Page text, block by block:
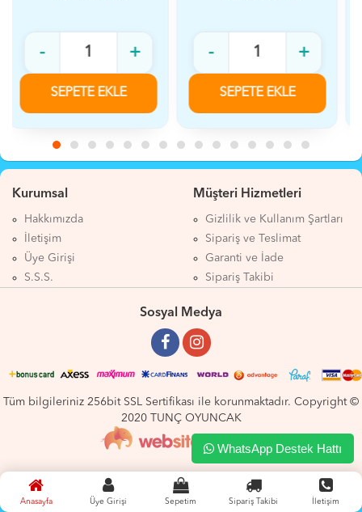
Anasayfa Üye Girişi Sepetim Sipariş Takibi İletişim
+
SEPETE EKLE
+
SEPETE EKLE
Kurumsal
Hakkımızda
İletişim
Üye Girişi
S.S.S.
Müşteri Hizmetleri
Gizlilik ve Kullanım Şartları
Sipariş ve Teslimat
Garanti ve İade
Sipariş Takibi
Sosyal Medya
Tüm bilgileriniz 256bit SSL Sertifikası ile korunmaktadır. Copyright ©
2020 TUNÇ OYUNCAK
WhatsApp Destek Hattı